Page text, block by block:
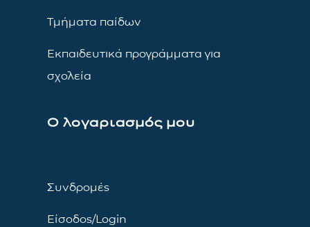
Τμήματα παίδων
Εκπαιδευτικά προγράμματα για
σχολεία
Ο λογαριασμός μου
Συνδρομές
Είσοδος/Login